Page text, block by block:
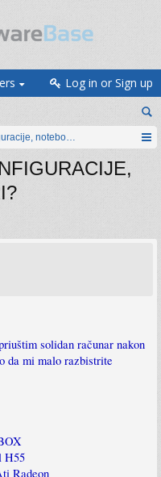
Log in or Sign up
notebook računari, servis
solidan računar nakon
da mi malo razbistrite
H55
Radeon